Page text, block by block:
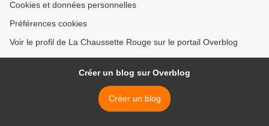
Cookies et données personnelles
Préférences cookies
Voir le profil de La Chaussette Rouge sur le portail Overblog
Créer un blog sur Overblog
Créer un blog